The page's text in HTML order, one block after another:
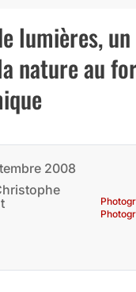
lumières,
nature au
2008